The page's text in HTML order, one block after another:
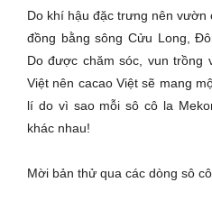
Do khí hậu đặc trưng nên
đồng bằng sông Cửu Long,
Do được chăm sóc, vun trồng
Việt nên cacao Việt sẽ mang
lí do vì sao mỗi sô cô la
khác nhau!
Mời bản thử qua các dòng sô